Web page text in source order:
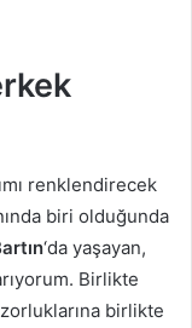
renklendirecek
biri olduğunda
‘da yaşayan,
Birlikte
birlikte